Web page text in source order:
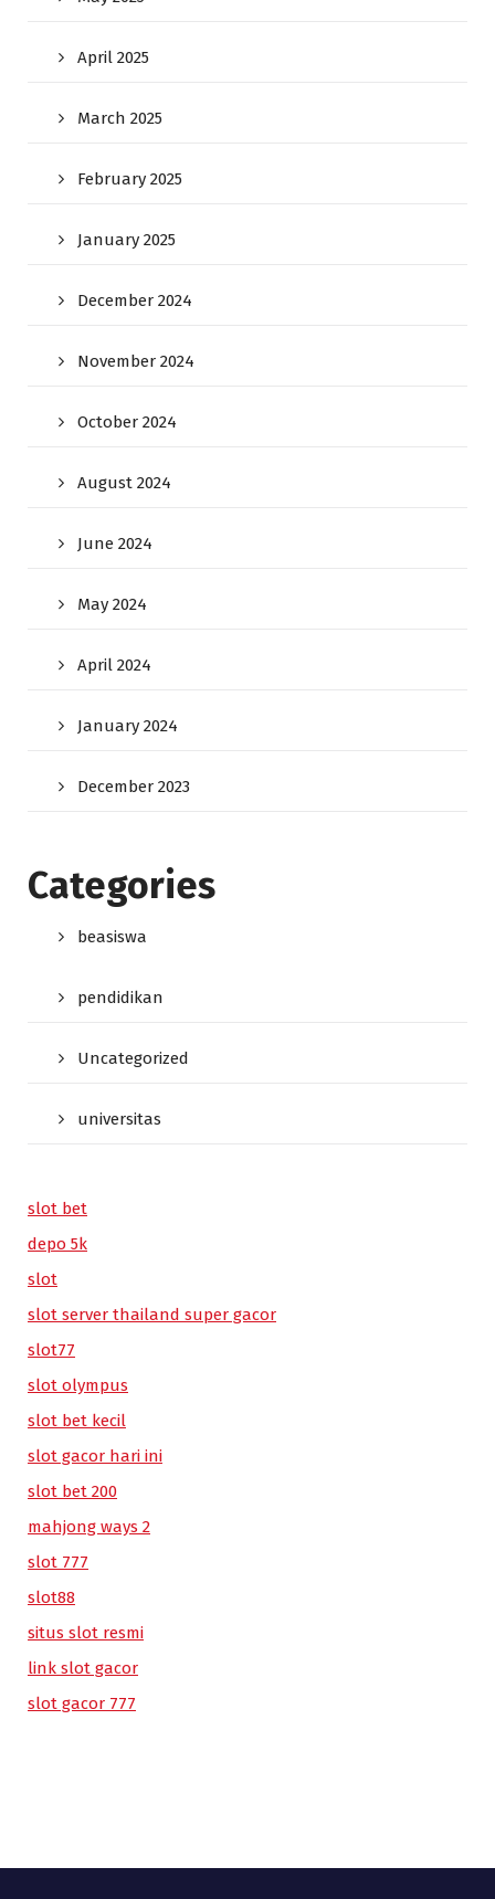
April 2025
March 2025
February 2025
January 2025
December 2024
November 2024
October 2024
August 2024
June 2024
May 2024
April 2024
January 2024
December 2023
Categories
beasiswa
pendidikan
Uncategorized
universitas
slot bet
depo 5k
slot
slot server thailand super gacor
slot77
slot olympus
slot bet kecil
slot gacor hari ini
slot bet 200
mahjong ways 2
slot 777
slot88
situs slot resmi
link slot gacor
slot gacor 777